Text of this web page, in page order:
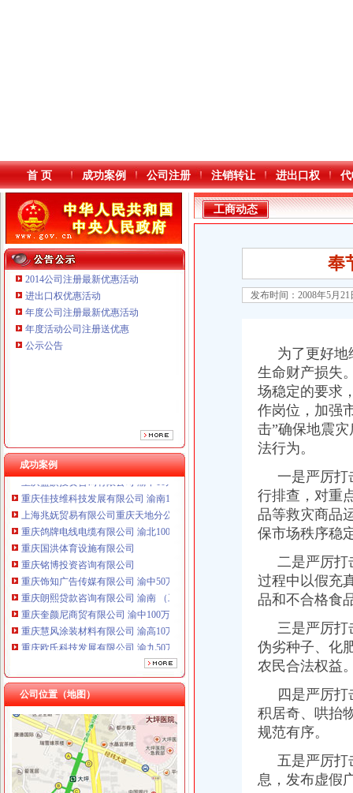
本站导航
首 页 成功案例 公司注册 注销转让 进出口权
2014公司注册最新优惠活动
进出口权优惠活动
年度公司注册最新优惠活动
年度活动公司注册送优惠
公示公告
成功案例
重庆鸽牌电线电缆有限公司 渝北10010万 (进出口权)
重庆国洪体育设施有限公司
重庆慧风涂装材料有限公司 渝高10万 （工商注册）
重庆欧氏科技发展有限公司 渝九50万 （进出口权）
重庆盛旗投资咨询有限公司 渝中10万 （工商注册）
重庆佳技维科技发展有限公司 渝南100万 （进出口权）
上海兆妩贸易有限公司重庆天地分公司 渝中 （工商注册）
重庆鸽牌电线电缆有限公司 渝北10010万 (进出口权)
重庆国洪体育设施有限公司
重庆铭博投资咨询有限公司
重庆饰知广告传媒有限公司 渝中50万 （工商注册）
重庆朗熙贷款咨询有限公司 渝南 （工商注册）
重庆奎颜尼商贸有限公司 渝中100万 （工商注册）
重庆慧风涂装材料有限公司 渝高10万 （工商注册）
重庆欧氏科技发展有限公司 渝九50万 （进出口权）
重庆盛旗投资咨询有限公司 渝中10万 （工商注册）
重庆佳技维科技发展有限公司 渝南100万 （进出口权）
上海兆妩贸易有限公司重庆天地分公司 渝中 （工商注册）
公司位置（地图）
工商动态
工商动态
奉
发布时间：2008年5月
为了更好地
生命财产损失
场稳定的要求
作岗位，加强
击”确保地震
法行为。
一是严厉打
行排查，对重
品等救灾商品
保市场秩序稳
二是严厉打
过程中以假充
品和不合格食
三是严厉打
伪劣种子、化
农民合法权益
四是严厉打
积居奇、哄抬
规范有序。
五是严厉打
息，发布虚假